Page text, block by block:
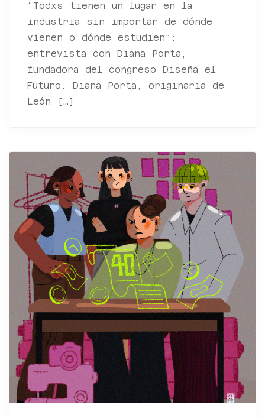
“Todxs tienen un lugar en la
industria sin importar de dónde
vienen o dónde estudien”:
entrevista con Diana Porta,
fundadora del congreso Diseña el
Futuro. Diana Porta, originaria de
León […]